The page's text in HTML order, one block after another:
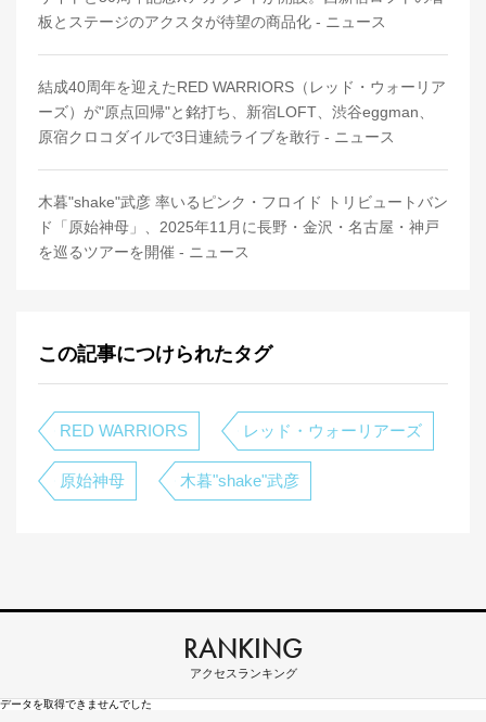
板とステージのアクスタが待望の商品化 - ニュース
結成40周年を迎えたRED WARRIORS（レッド・ウォーリア
ーズ）が"原点回帰"と銘打ち、新宿LOFT、渋谷eggman、
原宿クロコダイルで3日連続ライブを敢行 - ニュース
木暮"shake"武彦 率いるピンク・フロイド トリビュートバン
ド「原始神母」、2025年11月に長野・金沢・名古屋・神戸
を巡るツアーを開催 - ニュース
この記事につけられたタグ
RED WARRIORS レッド・ウォーリアーズ
原始神母 木暮"shake"武彦
RANKING
アクセスランキング
データを取得できませんでした